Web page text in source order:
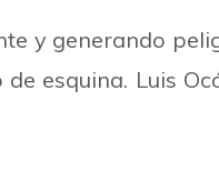
y generando
esquina. Luis